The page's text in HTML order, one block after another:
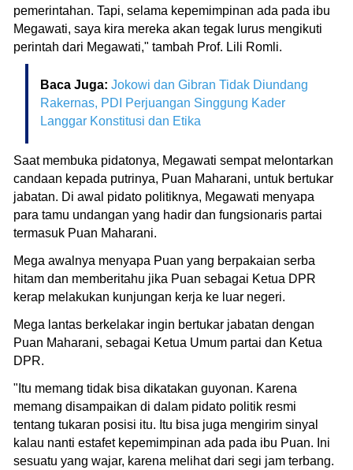
pemerintahan. Tapi, selama kepemimpinan ada pada ibu
Megawati, saya kira mereka akan tegak lurus mengikuti
perintah dari Megawati," tambah Prof. Lili Romli.
Baca Juga: Jokowi dan Gibran Tidak Diundang
Rakernas, PDI Perjuangan Singgung Kader
Langgar Konstitusi dan Etika
Saat membuka pidatonya, Megawati sempat melontarkan
candaan kepada putrinya, Puan Maharani, untuk bertukar
jabatan. Di awal pidato politiknya, Megawati menyapa
para tamu undangan yang hadir dan fungsionaris partai
termasuk Puan Maharani.
Mega awalnya menyapa Puan yang berpakaian serba
hitam dan memberitahu jika Puan sebagai Ketua DPR
kerap melakukan kunjungan kerja ke luar negeri.
Mega lantas berkelakar ingin bertukar jabatan dengan
Puan Maharani, sebagai Ketua Umum partai dan Ketua
DPR.
"Itu memang tidak bisa dikatakan guyonan. Karena
memang disampaikan di dalam pidato politik resmi
tentang tukaran posisi itu. Itu bisa juga mengirim sinyal
kalau nanti estafet kepemimpinan ada pada ibu Puan. Ini
sesuatu yang wajar, karena melihat dari segi jam terbang.